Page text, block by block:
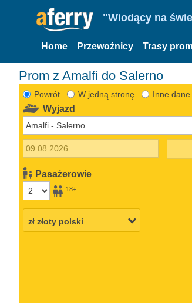
"Wiodący na
Home Przewoźnicy Trasy
Prom z Amalfi do Salerno
Powrót W jedną stronę Inne
Wyjazd
Pasażerowie
18+